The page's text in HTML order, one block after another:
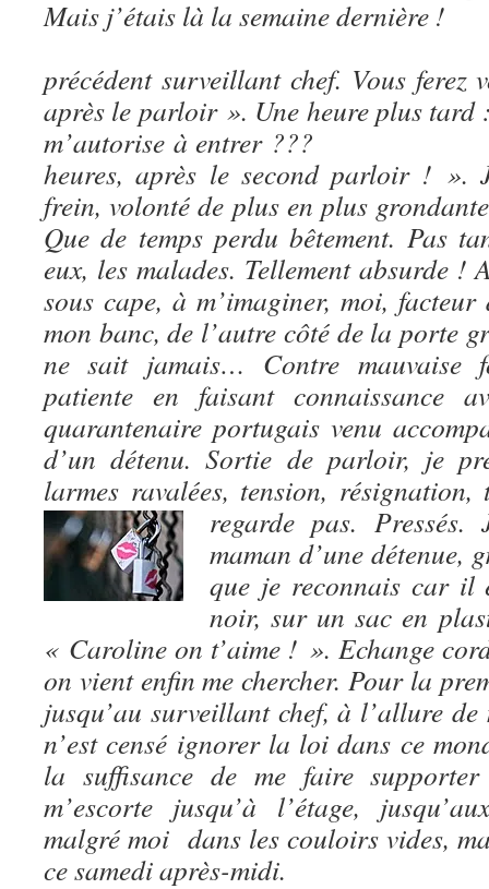
Mais j’étais là la
précédent surveillant chef. Vous ferez
après le parloir ». Une heure plus tard
m’autorise à entrer
heures, après le second parloir ! ».
frein, volonté de plus en plus
Que de temps perdu bêtement. Pas
eux, les malades. Tellement absurde !
sous cape, à m’imaginer, moi, facteur
mon banc, de l’autre côté de la porte
ne sait jamais… Contre mauvaise
patiente en faisant connaissance
quarantenaire portugais venu
d’un détenu. Sortie de parloir, je
larmes ravalées, tension, résignation,
regarde pas. Pressés.
maman d’une détenue,
que je reconnais car il
noir, sur un sac en
« Caroline on t’aime ! ». Echange
on vient enfin me chercher. Pour la
jusqu’au surveillant chef, à l’allure
n’est censé ignorer la loi dans ce
la suffisance de me faire
m’escorte jusqu’à l’étage,
malgré moi dans les couloirs vides,
ce samedi après-midi.